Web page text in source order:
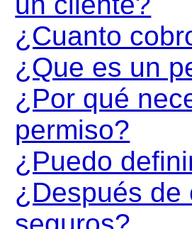
¿Cuanto
¿Que es un
¿Por qué
permiso?
¿Puedo
¿Después de